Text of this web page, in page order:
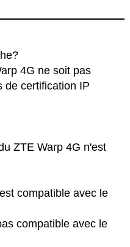
4G ne soit pas
de certification IP
ZTE Warp 4G n'est
compatible avec le
compatible avec le